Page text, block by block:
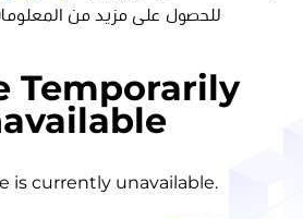
للحصول على مزيد من
Temporarily
is currently unavailable.